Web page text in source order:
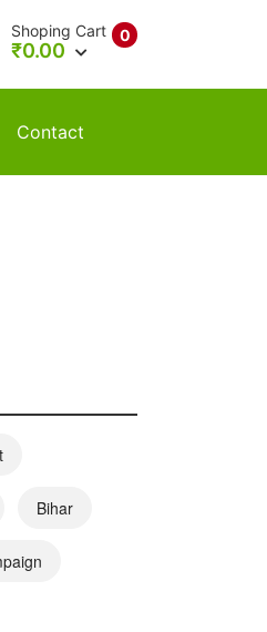
0
Shoping Cart
₹0.00
Contact
Bihar